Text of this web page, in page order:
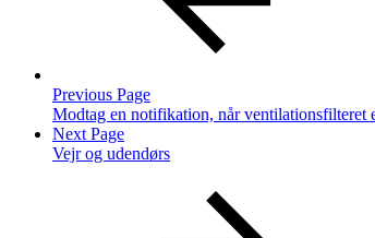
Previous Page
Modtag en notifikation, når ventilationsfilteret
Next Page
Vejr og udendørs